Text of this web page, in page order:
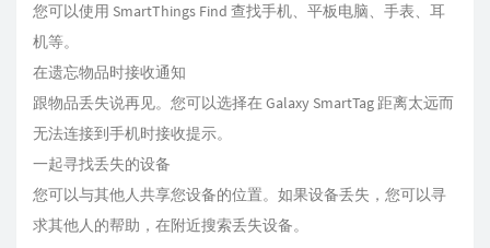
您可以使用 SmartThings Find 查找手机、平板电脑、手表、耳
机等。
在遗忘物品时接收通知
跟物品丢失说再见。您可以选择在 Galaxy SmartTag 距离太远而
无法连接到手机时接收提示。
一起寻找丢失的设备
您可以与其他人共享您设备的位置。如果设备丢失，您可以寻
求其他人的帮助，在附近搜索丢失设备。